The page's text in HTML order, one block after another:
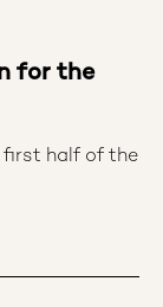
stötta AP-
for the
first half of the